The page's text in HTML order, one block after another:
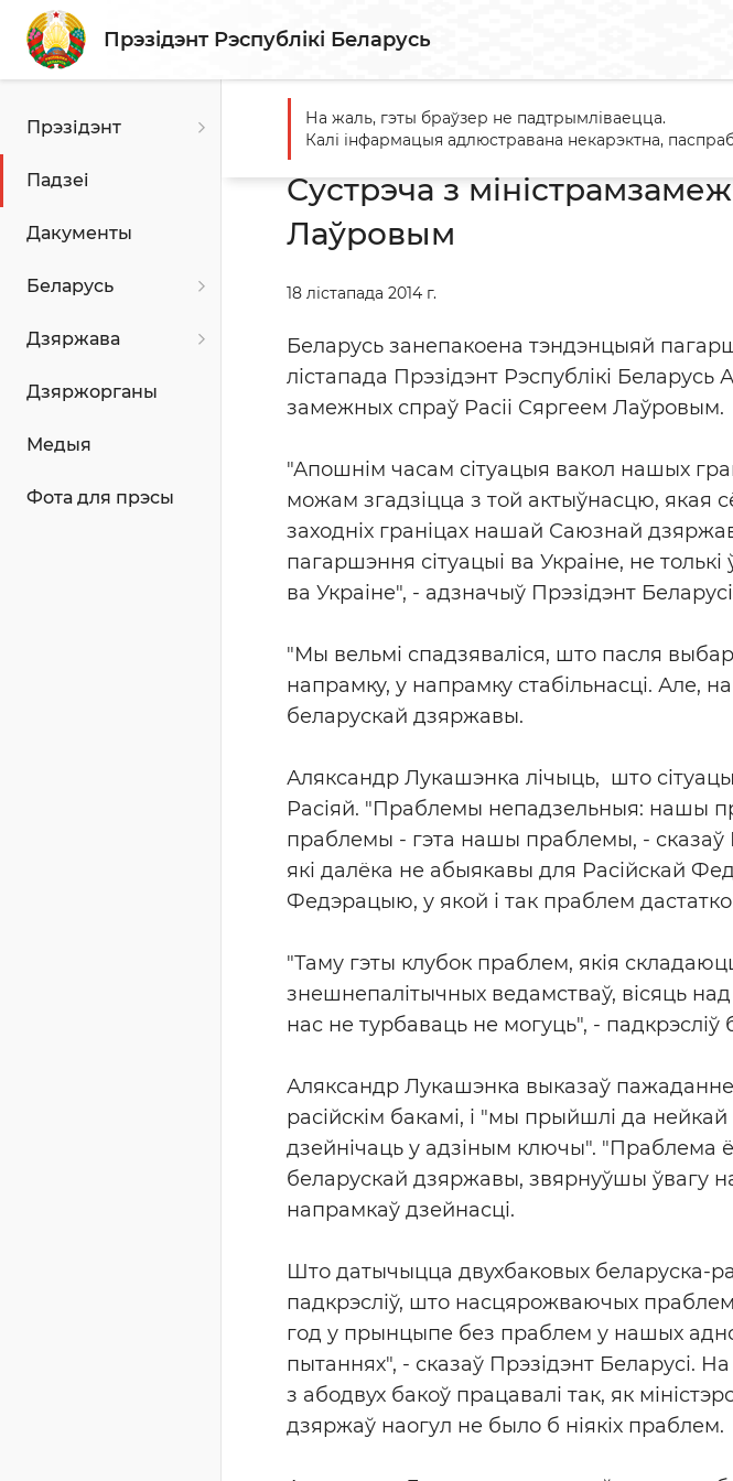
Прэзідэнт Рэспублікі Беларусь
Прэзідэнт
Падзеі
Дакументы
Беларусь
Дзяржава
Дзяржорганы
Медыя
Фота для прэсы
Галоўная Падзеі Сустрэча з міністрамзамежных
Сустрэча з
Лаўровым
18 лістапада 2014 г.
Беларусь занепакоена тэндэнцыяй
лістапада Прэзідэнт Рэспублікі
замежных спраў Расіі Сяргеем Лаўровым.
"Апошнім часам сітуацыя вакол нашых
можам згадзіцца з той актыўнасцю, якая
заходніх граніцах нашай Саюзнай
пагаршэння сітуацыі ва Украіне, не
ва Украіне", - адзначыў Прэзідэнт
"Мы вельмі спадзяваліся, што пасля
напрамку, у напрамку стабільнасці. Але,
беларускай дзяржавы.
Аляксандр Лукашэнка лічыць, што
Расіяй. "Праблемы непадзельныя: нашы
праблемы - гэта нашы праблемы, - сказаў
які далёка не абыякавы для Расійскай
Федэрацыю, у якой і так праблем
"Таму гэты клубок праблем, якія
знешнепалітычных ведамстваў, вісяць над
нас не турбаваць не могуць", - падкрэсліў
Аляксандр Лукашэнка выказаў
расійскім бакамі, і "мы прыйшлі да
дзейнічаць у адзіным ключы". "Праблема
беларускай дзяржавы, звярнуўшы ўвагу
напрамкаў дзейнасці.
Што датычыцца двухбаковых беларуска-
падкрэсліў, што насцярожваючых
год у прынцыпе без праблем у нашых
пытаннях", - сказаў Прэзідэнт Беларусі.
з абодвух бакоў працавалі так, як
дзяржаў наогул не было б ніякіх праблем.
На жаль, гэты браўзер не падтрымліваецца.
Калі інфармацыя адлюстравана некарэктна,